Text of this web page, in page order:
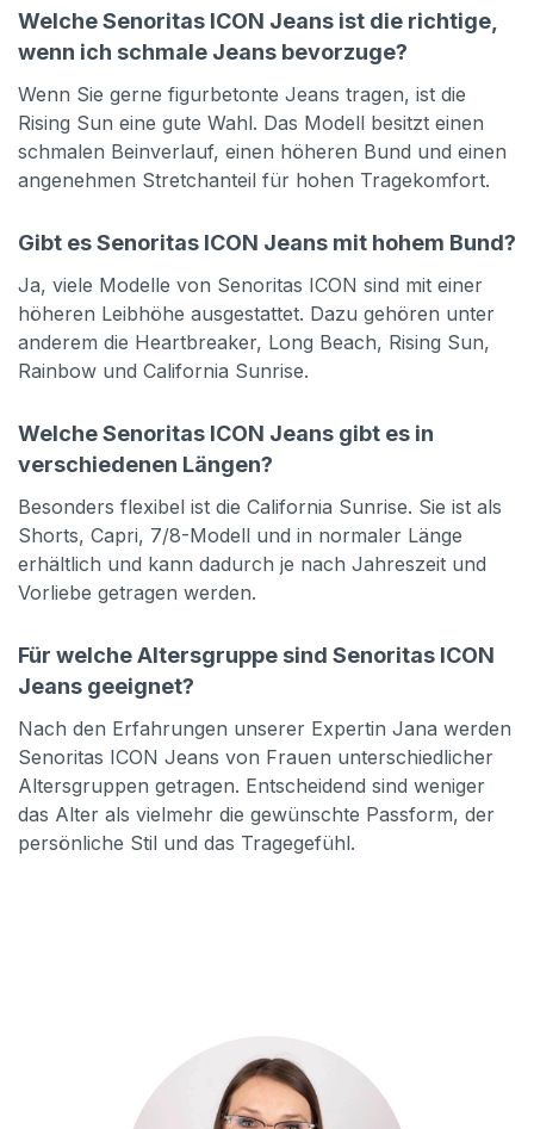
Welche Senoritas ICON Jeans ist die richtige,
wenn ich schmale Jeans bevorzuge?
Wenn Sie gerne figurbetonte Jeans tragen, ist die
Rising Sun eine gute Wahl. Das Modell besitzt einen
schmalen Beinverlauf, einen höheren Bund und einen
angenehmen Stretchanteil für hohen Tragekomfort.
Gibt es Senoritas ICON Jeans mit hohem Bund?
Ja, viele Modelle von Senoritas ICON sind mit einer
höheren Leibhöhe ausgestattet. Dazu gehören unter
anderem die Heartbreaker, Long Beach, Rising Sun,
Rainbow und California Sunrise.
Welche Senoritas ICON Jeans gibt es in
verschiedenen Längen?
Besonders flexibel ist die California Sunrise. Sie ist als
Shorts, Capri, 7/8-Modell und in normaler Länge
erhältlich und kann dadurch je nach Jahreszeit und
Vorliebe getragen werden.
Für welche Altersgruppe sind Senoritas ICON
Jeans geeignet?
Nach den Erfahrungen unserer Expertin Jana werden
Senoritas ICON Jeans von Frauen unterschiedlicher
Altersgruppen getragen. Entscheidend sind weniger
das Alter als vielmehr die gewünschte Passform, der
persönliche Stil und das Tragegefühl.